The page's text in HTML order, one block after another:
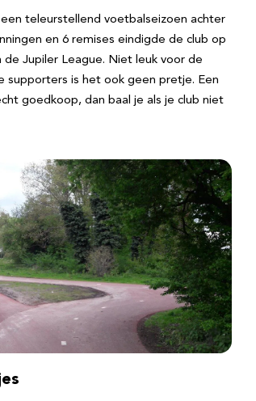
teleurstellend voetbalseizoen achter
en 6 remises eindigde de club op
Jupiler League. Niet leuk voor de
supporters is het ook geen pretje. Een
goedkoop, dan baal je als je club niet